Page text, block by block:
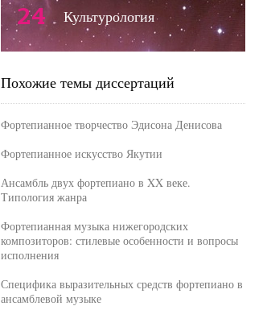
24 Культурология
Похожие темы диссертаций
Фортепианное творчество Эдисона Денисова
Фортепианное искусство Якутии
Ансамбль двух фортепиано в XX веке.
Типология жанра
Фортепианная музыка нижегородских
композиторов: стилевые особенности и вопросы
исполнения
Специфика выразительных средств фортепиано в
ансамблевой музыке